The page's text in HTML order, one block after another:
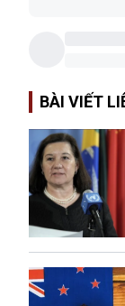
BÀI VIẾT